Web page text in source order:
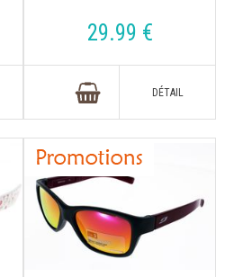
mat, verre miroité
bleu
29.99 €